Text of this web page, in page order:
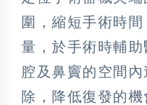
圍，縮短手術時
量，於手術時輔
腔及鼻竇的空間
除，降低復發的